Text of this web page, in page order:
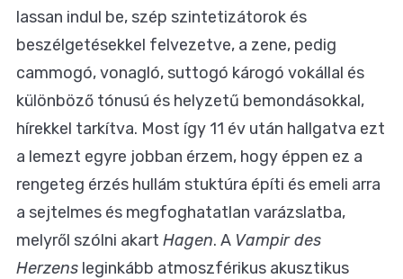
lassan indul be, szép szintetizátorok és
beszélgetésekkel felvezetve, a zene, pedig
cammogó, vonagló, suttogó károgó vokállal és
különböző tónusú és helyzetű bemondásokkal,
hírekkel tarkítva. Most így 11 év után hallgatva ezt
a lemezt egyre jobban érzem, hogy éppen ez a
rengeteg érzés hullám stuktúra építi és emeli arra
a sejtelmes és megfoghatatlan varázslatba,
melyről szólni akart Hagen. A Vampir des
Herzens leginkább atmoszférikus akusztikus